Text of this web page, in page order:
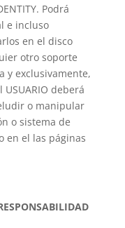
Podrá
e incluso
en el disco
otro soporte
y exclusivamente,
deberá
o manipular
o sistema de
en el las páginas